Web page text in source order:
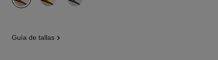
guía de tallas